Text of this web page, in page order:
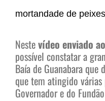
mortandade de
Nestevídeo enviado
possível constatar a
Baía de Guanabara
que tem atingido
Governador e do